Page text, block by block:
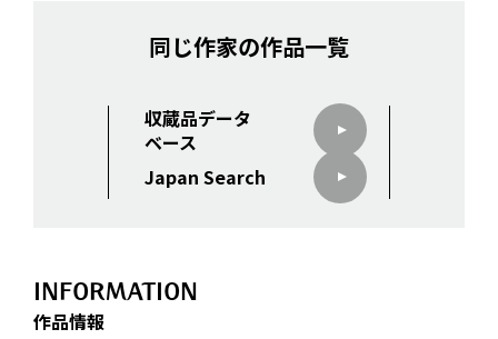
同じ作家の作品一覧
収蔵品データ
ベース
Japan Search
INFORMATION
作品情報